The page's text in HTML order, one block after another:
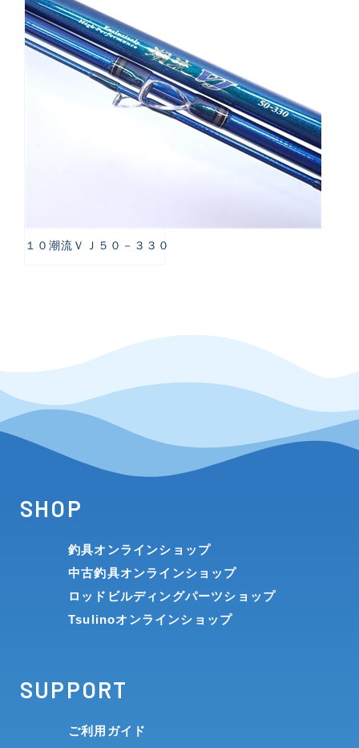
１０潮流ＶＪ５０－３３０
SHOP
釣具オンラインショップ
中古釣具オンラインショップ
ロッドビルディングパーツショップ
Tsulinoオンラインショップ
SUPPORT
ご利用ガイド